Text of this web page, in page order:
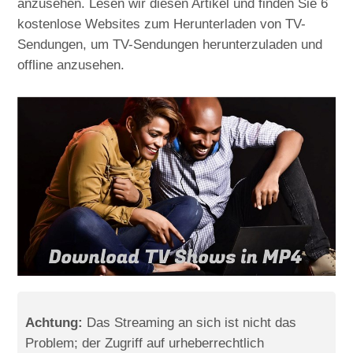
anzusehen. Lesen wir diesen Artikel und finden Sie 6
kostenlose Websites zum Herunterladen von TV-
Sendungen, um TV-Sendungen herunterzuladen und
offline anzusehen.
Achtung: Das Streaming an sich ist nicht das
Problem; der Zugriff auf urheberrechtlich